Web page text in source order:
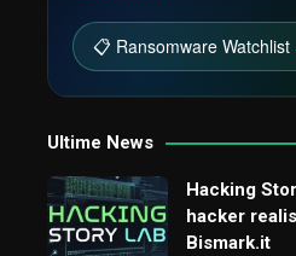
📋 Ransomware Watchlist
Ultime News
Hacking
hacker
Bismark.it